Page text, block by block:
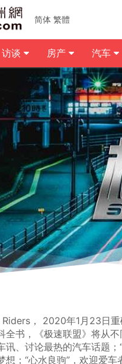
Riders， 2020年1月23日
全书，《极速联盟》将从
讯、讨论最热的汽车话题
想；“心水良驹”，欢迎爱车
简体 繁體
访谈 房产 汽车